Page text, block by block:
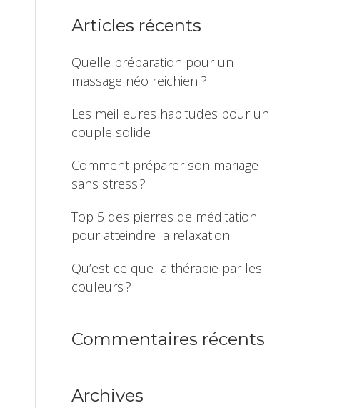
Articles récents
Quelle préparation pour un
massage néo reichien ?
Les meilleures habitudes pour un
couple solide
Comment préparer son mariage
sans stress ?
Top 5 des pierres de méditation
pour atteindre la relaxation
Qu’est-ce que la thérapie par les
couleurs ?
Commentaires récents
Archives